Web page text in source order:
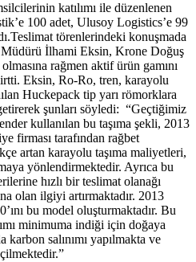
katılımı ile düzenlenen
100 adet, Ulusoy Logistics’e 99
törenlerindeki konuşmada
İlhami Eksin, Krone Doğuş
rağmen aktif ürün gamını
Eksin, Ro-Ro, tren, karayolu
Huckepack tip yarı römorklara
şunları söyledi: “Geçtiğimiz
kullanılan bu taşıma şekli, 2013
firması tarafından rağbet
artan karayolu taşıma maliyetleri,
yönlendirmektedir. Ayrıca bu
hızlı bir teslimat olanağı
olan ilgiyi artırmaktadır. 2013
bu model oluşturmaktadır. Bu
minimuma indiği için doğaya
salınımı yapılmakta ve